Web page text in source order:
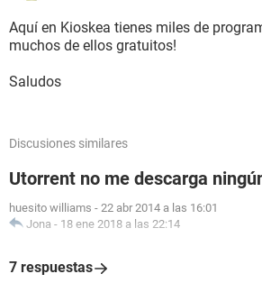
Aquí en Kioskea tienes miles de
muchos de ellos gratuitos!
Saludos
Discusiones similares
Utorrent no me descarga
huesito williams - 22 abr 2014 a las 16:01
Jona - 18 ene 2018 a las 22:14
7 respuestas